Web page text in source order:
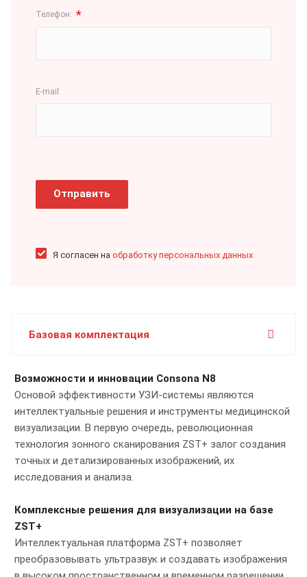
Телефон: *
E-mail:
Отправить
Я согласен на обработку персональных данных
Базовая комплектация
Возможности и инновации Consona N8
Основой эффективности УЗИ-системы являются
интеллектуальные решения и инструменты медицинской
визуализации. В первую очередь, революционная
технология зонного сканирования ZST+ залог создания
точных и детализированных изображений, их
исследования и анализа.
Комплексные решения для визуализации на базе
ZST+
Интеллектуальная платформа ZST+ позволяет
преобразовывать ультразвук и создавать изображения